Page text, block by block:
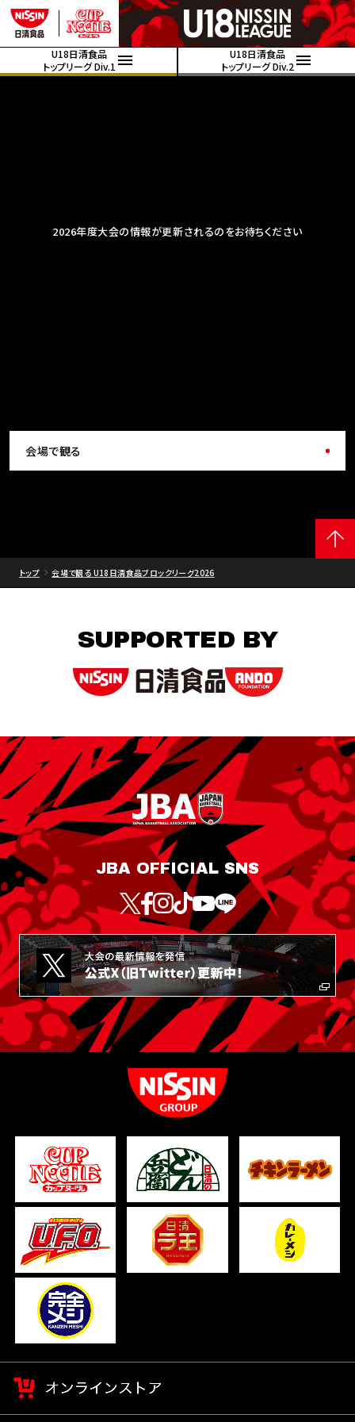
U18日清食品
トップリーグ Div.1
U18日清食品
トップリーグ Div.2
2026年度大会の情報が更新されるのをお待ちください
会場で観る
トップ 会場で観る U18日清食品ブロックリーグ2026
SUPPORTED BY
JBA OFFICIAL SNS